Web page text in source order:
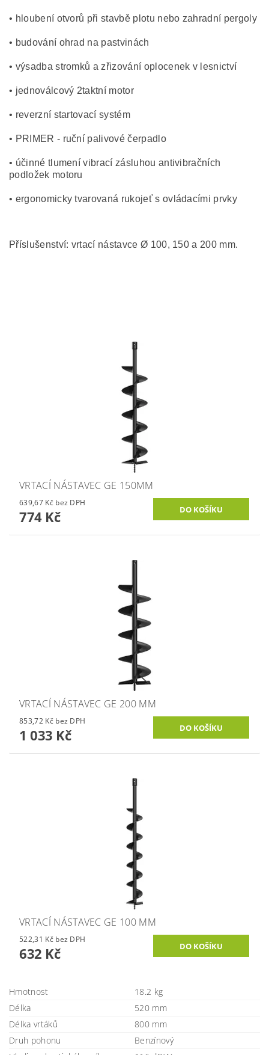
• hloubení otvorů při stavbě plotu nebo zahradní pergoly
• budování ohrad na pastvinách
• výsadba stromků a zřizování oplocenek v lesnictví
• jednoválcový 2taktní motor
• reverzní startovací systém
• PRIMER - ruční palivové čerpadlo
• účinné tlumení vibrací zásluhou antivibračních
podložek motoru
• ergonomicky tvarovaná rukojeť s ovládacími prvky
Příslušenství: vrtací nástavce Ø 100, 150 a 200 mm.
VRTACÍ NÁSTAVEC GE 150MM
639,67 Kč bez DPH
774 Kč
VRTACÍ NÁSTAVEC GE 200 MM
853,72 Kč bez DPH
1 033 Kč
VRTACÍ NÁSTAVEC GE 100 MM
522,31 Kč bez DPH
632 Kč
Hmotnost
18.2 kg
Délka
520 mm
Délka vrtáků
800 mm
Druh pohonu
Benzínový